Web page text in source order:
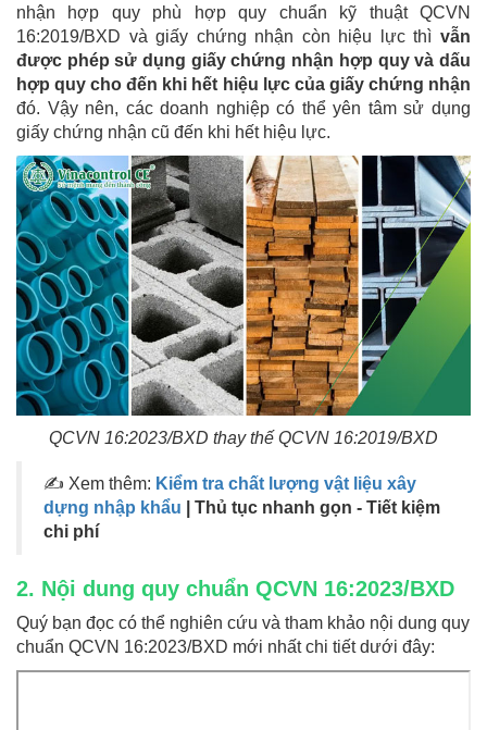
nhận hợp quy phù hợp quy chuẩn kỹ thuật QCVN
16:2019/BXD và giấy chứng nhận còn hiệu lực thì vẫn
được phép sử dụng giấy chứng nhận hợp quy và dấu
hợp quy cho đến khi hết hiệu lực của giấy chứng nhận
đó. Vậy nên, các doanh nghiệp có thể yên tâm sử dụng
giấy chứng nhận cũ đến khi hết hiệu lực.
QCVN 16:2023/BXD thay thế QCVN 16:2019/BXD
✍ Xem thêm: Kiểm tra chất lượng vật liệu xây
dựng nhập khẩu
| Thủ tục nhanh gọn - Tiết kiệm
chi phí
2. Nội dung quy chuẩn QCVN 16:2023/BXD
Quý bạn đọc có thể nghiên cứu và tham khảo nội dung quy
chuẩn QCVN 16:2023/BXD mới nhất chi tiết dưới đây: